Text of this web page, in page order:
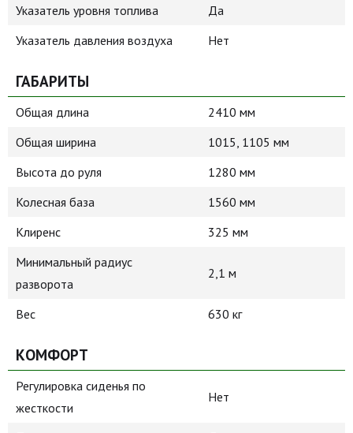
Указатель уровня топлива
Да
Указатель давления воздуха
Нет
ГАБАРИТЫ
Общая длина
2410 мм
Общая ширина
1015, 1105 мм
Высота до руля
1280 мм
Колесная база
1560 мм
Клиренс
325 мм
Минимальный радиус
разворота
2,1 м
Вес 630 кг
КОМФОРТ
Регулировка сиденья по
жесткости
Нет